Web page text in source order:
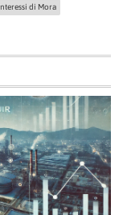
di Mora